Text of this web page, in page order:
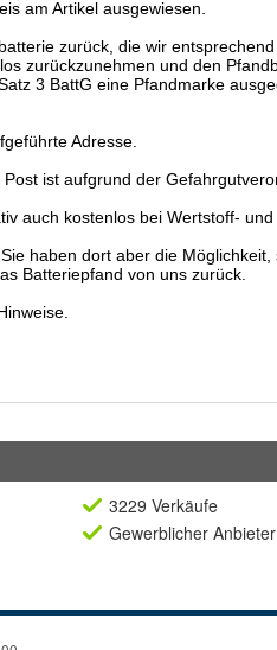
3229 Verkäufe
Gewerblicher Anbieter